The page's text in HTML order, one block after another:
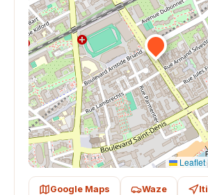
Leaflet
Google Maps Waze